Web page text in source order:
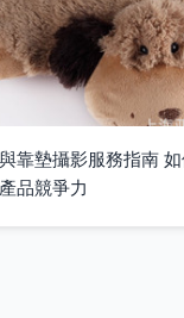
靠墊攝影服務指南
品競爭力